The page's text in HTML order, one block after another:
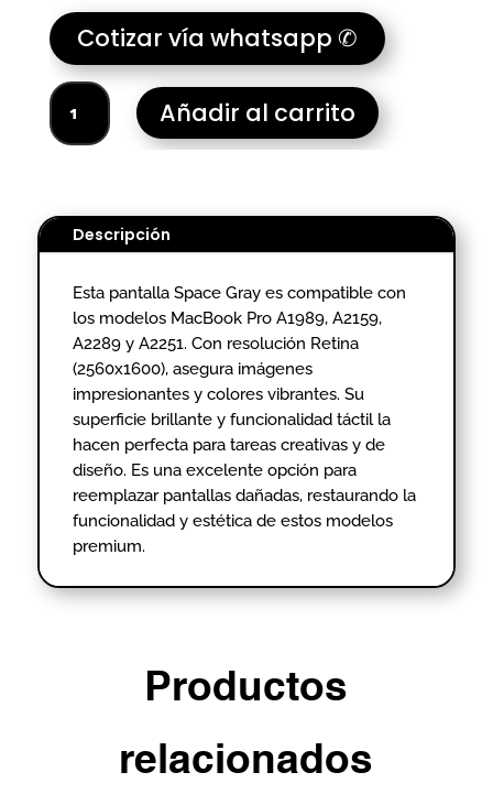
Cotizar vía whatsapp ✆
PANTALLA
MAC
A1989
A2251
SPACE
cantidad
Añadir al carrito
Descripción
Esta pantalla Space Gray es compatible con
los modelos MacBook Pro A1989, A2159,
A2289 y A2251. Con resolución Retina
(2560x1600), asegura imágenes
impresionantes y colores vibrantes. Su
superficie brillante y funcionalidad táctil la
hacen perfecta para tareas creativas y de
diseño. Es una excelente opción para
reemplazar pantallas dañadas, restaurando la
funcionalidad y estética de estos modelos
premium.
Productos
relacionados